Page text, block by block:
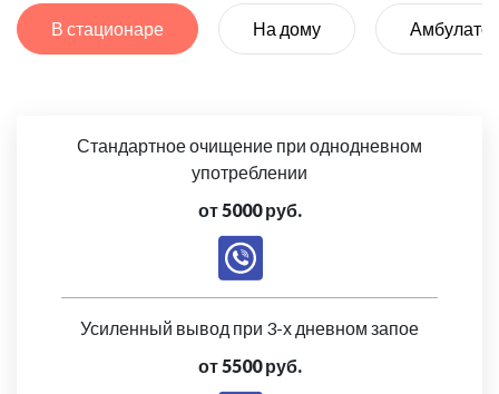
В стационаре На дому
Стандартное очищение при однодневном
употреблении
от 5000 руб.
Усиленный вывод при 3-х дневном запое
от 5500 руб.